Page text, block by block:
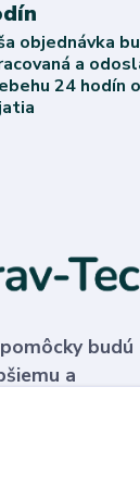
objednávka
a
24 hodín
budú
a